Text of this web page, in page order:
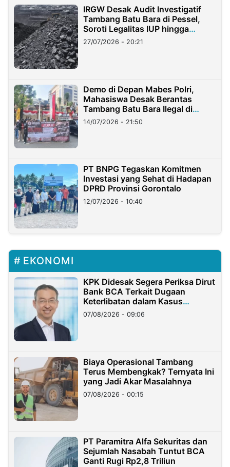
IRGW Desak Audit Investigatif
Tambang Batu Bara di Pessel,
Soroti Legalitas IUP hingga
Stockpile
27/07/2026 - 20:21
Demo di Depan Mabes Polri,
Mahasiswa Desak Berantas
Tambang Batu Bara Ilegal di
Lampung
14/07/2026 - 21:50
PT BNPG Tegaskan Komitmen
Investasi yang Sehat di Hadapan
DPRD Provinsi Gorontalo
12/07/2026 - 10:40
EKONOMI
KPK Didesak Segera Periksa Dirut
Bank BCA Terkait Dugaan
Keterlibatan dalam Kasus
Hilangnya Dana Nasabah Rp2,58
Miliar
07/08/2026 - 09:06
Biaya Operasional Tambang
Terus Membengkak? Ternyata Ini
yang Jadi Akar Masalahnya
07/08/2026 - 00:15
PT Paramitra Alfa Sekuritas dan
Sejumlah Nasabah Tuntut BCA
Ganti Rugi Rp2,8 Triliun